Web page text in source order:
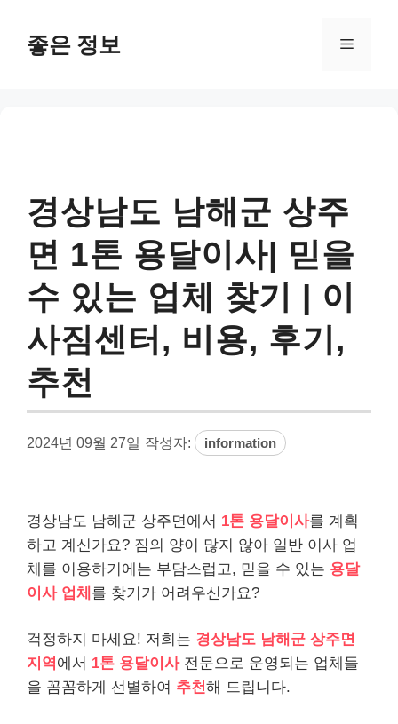
좋은 정보 메
경상남도 남해군 상주
면 1톤 용달이사| 믿을
수 있는 업체 찾기 | 이
사짐센터, 비용, 후기,
추천
2024년 09월 27일 작성자: information
경상남도 남해군 상주면에서 1톤 용달이사를 계획
하고 계신가요? 짐의 양이 많지 않아 일반 이사 업
체를 이용하기에는 부담스럽고, 믿을 수 있는 용달
이사 업체 를 찾기가 어려우신가요?
걱정하지 마세요! 저희는 경상남도 남해군 상주면
지역 에서 1톤 용달이사전문으로 운영되는 업체들
을 꼼꼼하게 선별하여 추천해 드립니다.